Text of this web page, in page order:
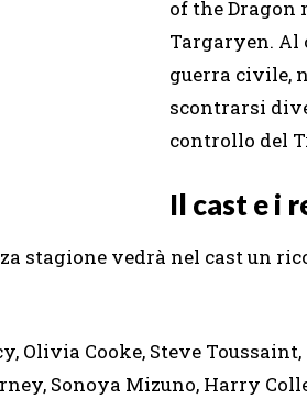
of the Dragon
Targaryen. Al
guerra civile,
scontrarsi
controllo del
Il cast e i
stagione vedrà nel cast un
Olivia Cooke, Steve
Sonoya Mizuno, Harry